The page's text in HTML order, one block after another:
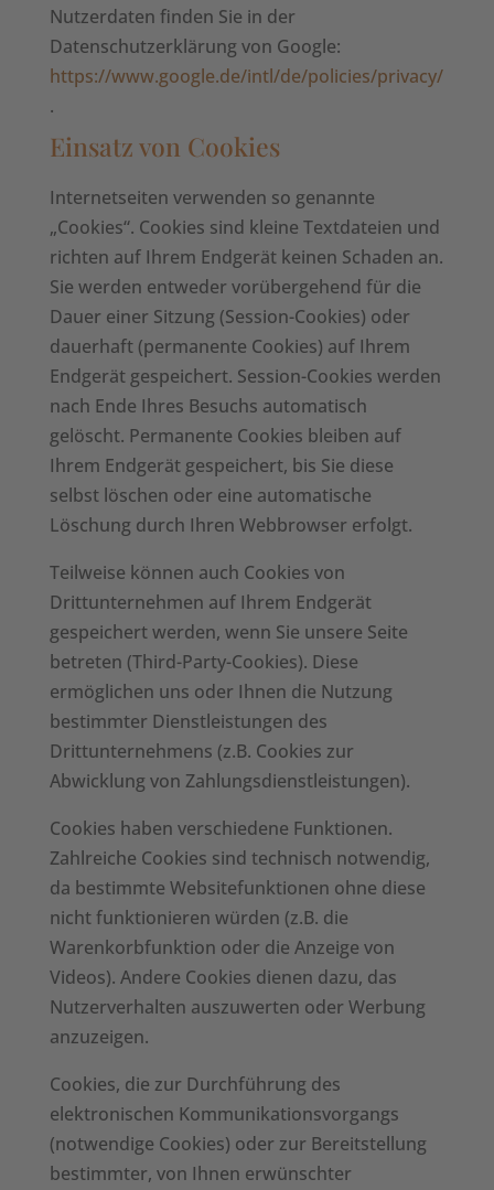
Nutzerdaten finden Sie in der
Datenschutzerklärung von Google:
https://www.google.de/intl/de/policies/privacy/
.
Einsatz von Cookies
Internetseiten verwenden so genannte
„Cookies“. Cookies sind kleine Textdateien und
richten auf Ihrem Endgerät keinen Schaden an.
Sie werden entweder vorübergehend für die
Dauer einer Sitzung (Session-Cookies) oder
dauerhaft (permanente Cookies) auf Ihrem
Endgerät gespeichert. Session-Cookies werden
nach Ende Ihres Besuchs automatisch
gelöscht. Permanente Cookies bleiben auf
Ihrem Endgerät gespeichert, bis Sie diese
selbst löschen oder eine automatische
Löschung durch Ihren Webbrowser erfolgt.
Teilweise können auch Cookies von
Drittunternehmen auf Ihrem Endgerät
gespeichert werden, wenn Sie unsere Seite
betreten (Third-Party-Cookies). Diese
ermöglichen uns oder Ihnen die Nutzung
bestimmter Dienstleistungen des
Drittunternehmens (z.B. Cookies zur
Abwicklung von Zahlungsdienstleistungen).
Cookies haben verschiedene Funktionen.
Zahlreiche Cookies sind technisch notwendig,
da bestimmte Websitefunktionen ohne diese
nicht funktionieren würden (z.B. die
Warenkorbfunktion oder die Anzeige von
Videos). Andere Cookies dienen dazu, das
Nutzerverhalten auszuwerten oder Werbung
anzuzeigen.
Cookies, die zur Durchführung des
elektronischen Kommunikationsvorgangs
(notwendige Cookies) oder zur Bereitstellung
bestimmter, von Ihnen erwünschter